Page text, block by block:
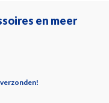
en meer